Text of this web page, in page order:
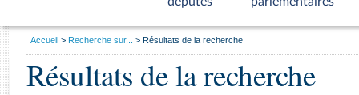
Général
Vous
Accueil Recherche sur... Résultats de la recherche
Résultats de la recherche